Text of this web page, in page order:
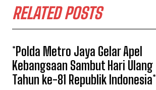
RELATED POSTS
*Polda Metro Jaya Gelar Apel
Kebangsaan Sambut Hari Ulang
Tahun ke-81 Republik Indonesia*